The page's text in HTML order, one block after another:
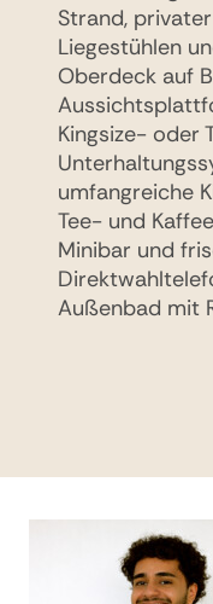
Strand,
Liegestühlen
Oberdeck auf
Kingsize- oder
umfangreiche
Tee- und
Minibar und
Außenbad mit
weitesten von
ungestörtem
Badewanne
Außenbereich
versenkter
Panorama-
mit Daybeds,
Klimaanlage,
Haartrockner,
Zimmersafe,